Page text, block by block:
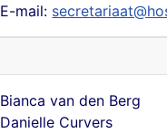
E-mail:
Bianca van den Berg
Danielle Curvers